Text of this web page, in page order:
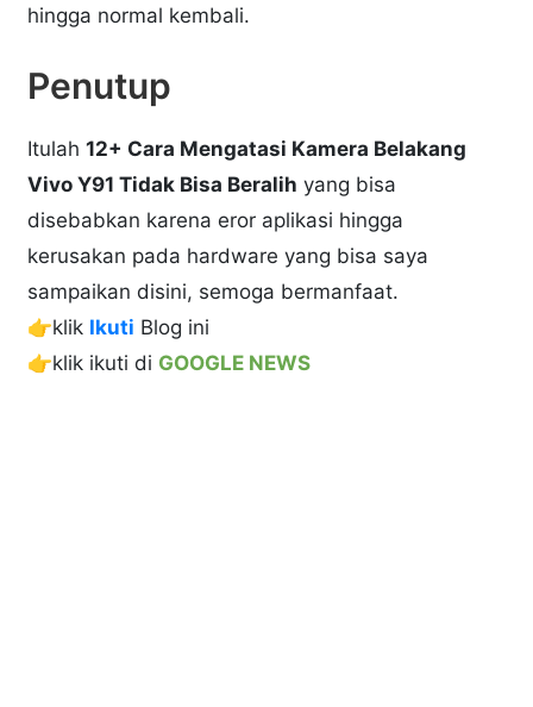
hingga normal kembali.
Penutup
Itulah12+ Cara Mengatasi Kamera Belakang
Vivo Y91 Tidak Bisa Beralih yang bisa
disebabkan karena eror aplikasi hingga
kerusakan pada hardware yang bisa saya
sampaikan disini, semoga bermanfaat.
👉klik Ikuti Blog ini
👉klik ikuti di GOOGLE NEWS